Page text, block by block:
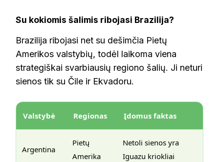
Su kokiomis šalimis ribojasi Brazilija?
Brazilija ribojasi net su dešimčia Pietų
Amerikos valstybių, todėl laikoma viena
strategiškai svarbiausių regiono šalių. Ji neturi
sienos tik su Čile ir Ekvadoru.
Valstybė Regionas Įdomus faktas
Argentina
Pietų
Amerika
Netoli sienos yra
Iguazu kriokliai